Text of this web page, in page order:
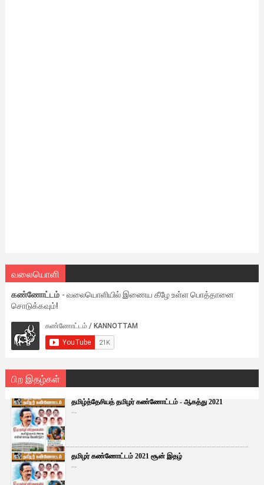
வலையொளி
கண்ணோட்டம் - வலையொளியில் இணைய கீழே உள்ள பொத்தானை
சொடுக்கவும்!
பிற இதழ்கள்
தமிழ்த்தேசியத் தமிழர் கண்ணோட்டம் - ஆகத்து 2021
...
தமிழர் கண்ணோட்டம் 2021 சூன் இதழ்
...